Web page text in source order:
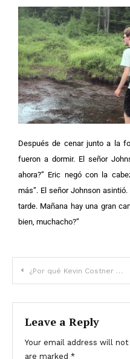
Después de cenar junto a la
fueron a dormir. El señor
ahora?” Eric negó con la
más”. El señor Johnson
tarde. Mañana hay una gran
bien, muchacho?”
¿Por qué Kevin Costner decidió dejar ‘Yellowstone’ después de 5 temporadas como su personaje principal?
Leave a Reply
Your email address will
are marked *